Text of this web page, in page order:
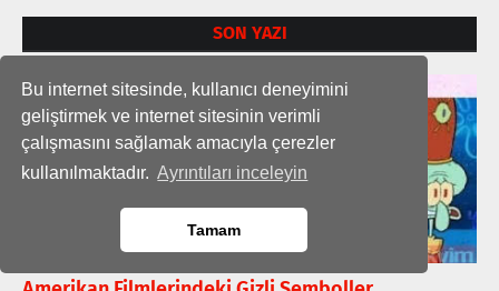
Bu internet sitesinde, kullanıcı deneyimini
geliştirmek ve internet sitesinin verimli
çalışmasını sağlamak amacıyla çerezler
kullanılmaktadır. Ayrıntıları inceleyin
Tamam
SON YAZI